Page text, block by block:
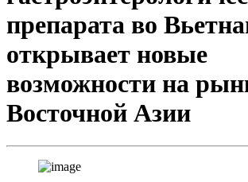
препарата во
открывает новые
возможности на
Восточной Азии